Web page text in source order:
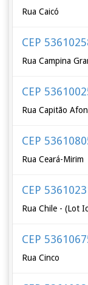
Rua Caicó
CEP
Rua Campina
CEP
Rua Capitão
CEP
Rua Ceará-Mirim
CEP
Rua Chile - (Lot
CEP
Rua Cinco